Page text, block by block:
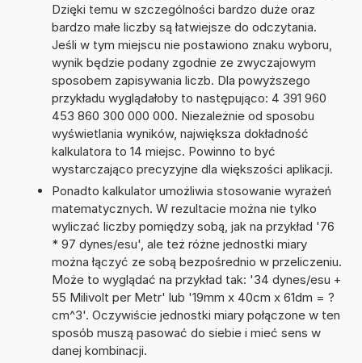
Dzięki temu w szczególności bardzo duże oraz
bardzo małe liczby są łatwiejsze do odczytania.
Jeśli w tym miejscu nie postawiono znaku wyboru,
wynik będzie podany zgodnie ze zwyczajowym
sposobem zapisywania liczb. Dla powyższego
przykładu wyglądałoby to następująco: 4 391 960
453 860 300 000 000. Niezależnie od sposobu
wyświetlania wyników, największa dokładność
kalkulatora to 14 miejsc. Powinno to być
wystarczająco precyzyjne dla większości aplikacji.
Ponadto kalkulator umożliwia stosowanie wyrażeń
matematycznych. W rezultacie można nie tylko
wyliczać liczby pomiędzy sobą, jak na przykład '76
* 97 dynes/esu', ale też różne jednostki miary
można łączyć ze sobą bezpośrednio w przeliczeniu.
Może to wyglądać na przykład tak: '34 dynes/esu +
55 Milivolt per Metr' lub '19mm x 40cm x 61dm = ?
cm^3'. Oczywiście jednostki miary połączone w ten
sposób muszą pasować do siebie i mieć sens w
danej kombinacji.